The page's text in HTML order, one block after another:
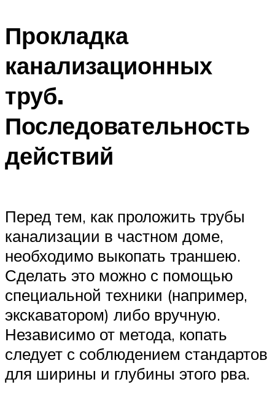
Прокладка
канализационных
труб.
Последовательность
действий
Перед тем, как проложить трубы
канализации в частном доме,
необходимо выкопать траншею.
Сделать это можно с помощью
специальной техники (например,
экскаватором) либо вручную.
Независимо от метода, копать
следует с соблюдением стандартов
для ширины и глубины этого рва.